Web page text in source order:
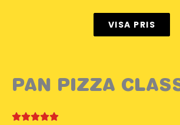
VISA PRIS
PAN PIZZA